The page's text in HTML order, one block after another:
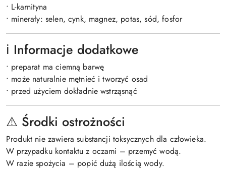
• L-karnityna
• minerały: selen, cynk, magnez, potas, sód, fosfor
ℹ️ Informacje dodatkowe
• preparat ma ciemną barwę
• może naturalnie mętnieć i tworzyć osad
• przed użyciem dokładnie wstrząsnąć
⚠️ Środki ostrożności
Produkt nie zawiera substancji toksycznych dla człowieka.
W przypadku kontaktu z oczami – przemyć wodą.
W razie spożycia – popić dużą ilością wody.